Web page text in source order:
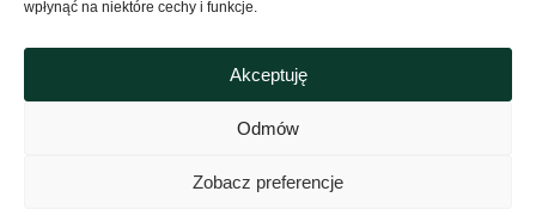
wpłynąć na niektóre cechy i funkcje.
Akceptuję
Odmów
Zobacz preferencje
Polityka Prywatności serwisu
Polityka plików cookies